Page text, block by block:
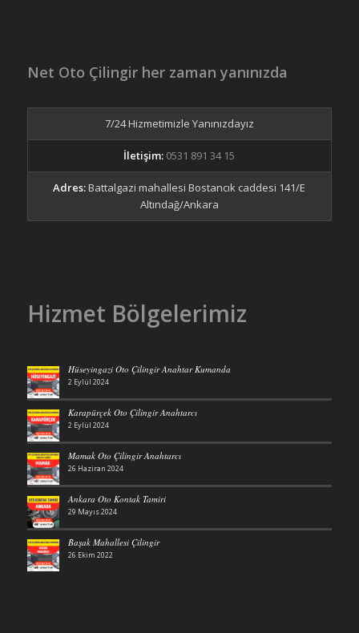
Net Oto Çilingir her zaman yanınızda
7/24 Hizmetimizle Yanınızdayız
İletişim: 0531 891 34 15
Adres: Battalgazi mahallesi Bostancık caddesi 141/E
Altındağ/Ankara
Hizmet Bölgelerimiz
Hüseyingazi Oto Çilingir Anahtar Kumanda
2 Eylül 2024
Karapürçek Oto Çilingir Anahtarcı
2 Eylül 2024
Mamak Oto Çilingir Anahtarcı
26 Haziran 2024
Ankara Oto Kontak Tamiri
29 Mayıs 2024
Başak Mahallesi Çilingir
26 Ekim 2022